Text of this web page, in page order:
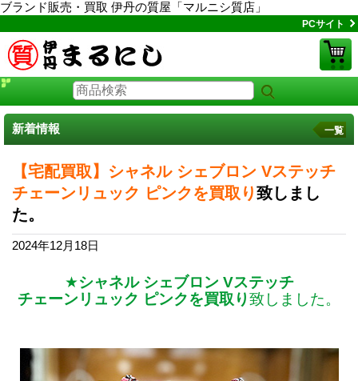
ブランド販売・買取 伊丹の質屋「マルニシ質店」
PCサイト
新着情報 一覧
【宅配買取】シャネル シェブロン Vステッチ
チェーンリュック ピンクを買取り致しまし
た。
2024年12月18日
★シャネル シェブロン Vステッチ
チェーンリュック ピンクを買取り致しました。